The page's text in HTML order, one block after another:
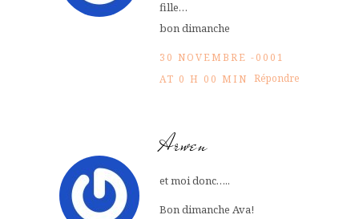
fille…
bon dimanche
30 NOVEMBRE -0001
AT 0 H 00 MIN Répondre
Arwen
et moi donc…..
Bon dimanche Ava!